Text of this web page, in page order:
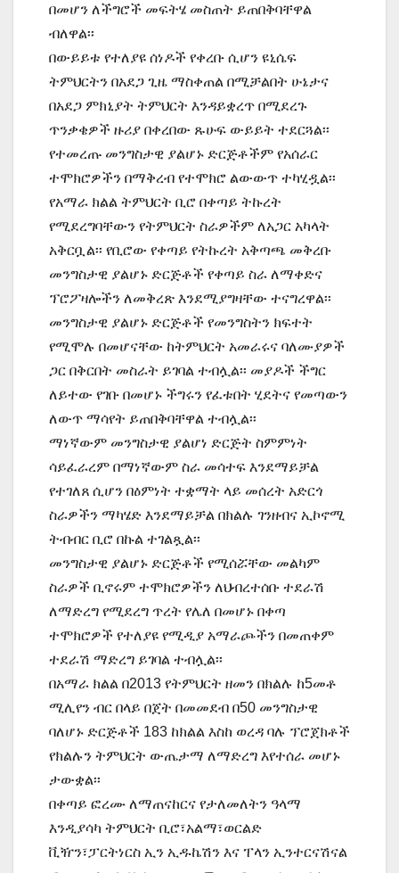
በመሆን ለችግሮች መፍትሄ መስጠት ይጠበቅባቸዋል
ብለዋል፡፡
በውይይቱ የተለያዩ ሰነዶች የቀረቡ ሲሆን ዩኒሴፍ
ትምህርትን በአደጋ ጊዜ ማስቀጠል በሚቻልበት ሁኔታና
በአደጋ ምክኒያት ትምህርት እንዳይቋረጥ በሚደረጉ
ጥንቃቄዎች ዙሪያ በቀረበው ጹሁፍ ውይይት ተደርጓል፡፡
የተመረጡ መንግስታዊ ያልሆኑ ድርጅቶችም የአሰራር
ተሞክሮዎችን በማቅረብ የተሞክሮ ልውውጥ ተካሂዷል፡፡
የአማራ ክልል ትምህርት ቢሮ በቀጣይ ትኩረት
የሚደረግባቸውን የትምህርት ስራዎችም ለአጋር አካላት
አቅርቧል፡፡ የቢሮው የቀጣይ የትኩረት አቅጣጫ መቅረቡ
መንግስታዊ ያልሆኑ ድርጅቶች የቀጣይ ስራ ለማቀድና
ፕሮፖዛሎችን ለመቅረጽ እንደሚያግዛቸው ተናግረዋል፡፡
መንግስታዊ ያልሆኑ ድርጅቶች የመንግስትን ክፍተት
የሚሞሉ በመሆናቸው ከትምህርት አመራሩና ባለሙያዎች
ጋር በቅርበት መስራት ይገባል ተብሏል፡፡ መያዶች ችግር
ለይተው የገቡ በመሆኑ ችግሩን የፈቱበት ሂደትና የመጣውን
ለውጥ ማሳየት ይጠበቅባቸዋል ተብሏል፡፡
ማነኛውም መንግስታዊ ያልሆነ ድርጅት ስምምነት
ሳይፈራረም በማነኛውም ስራ መሳተፍ እንደማይቻል
የተገለጸ ሲሆን በዕምነት ተቋማት ላይ መሰረት አድርጎ
ስራዎችን ማካሄድ እንደማይቻል በክልሉ ገንዘብና ኢኮኖሚ
ትብብር ቢሮ በኩል ተገልጿል፡፡
መንግስታዊ ያልሆኑ ድርጅቶች የሚሰሯቸው መልካም
ስራዎች ቢኖሩም ተሞክሮዎችን ለህብረተሰቡ ተደራሽ
ለማድረግ የሚደረግ ጥረት የሌለ በመሆኑ በቀጣ
ተሞክሮዎች የተለያዩ የሚዲያ አማራጮችን በመጠቀም
ተደራሽ ማድረግ ይገባል ተብሏል፡፡
በአማራ ክልል በ2013 የትምህርት ዘመን በክልሉ ከ5መቶ
ሚሊየን ብር በላይ በጀት በመመደብ በ50 መንግስታዊ
ባለሆኑ ድርጅቶች 183 ከክልል እስከ ወረዳ ባሉ ፕሮጀክቶች
የክልሉን ትምህርት ውጤታማ ለማድረግ እየተሰራ መሆኑ
ታውቋል፡፡
በቀጣይ ፎረሙ ለማጠናከርና የታለመለትን ዓላማ
እንዲያሳካ ትምህርት ቢሮ፣አልማ፣ወርልድ
ቪዥን፣ፓርትነርስ ኢን ኢዱኬሽን እና ፐላን ኢንተርናሽናል